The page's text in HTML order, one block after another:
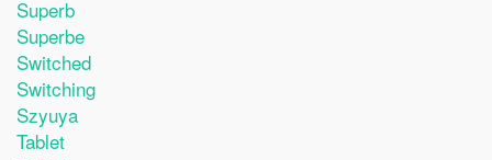
Superb
Superbe
Switched
Switching
Szyuya
Tablet